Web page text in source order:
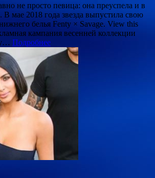
не просто певица: она преуспела и в
В мае 2018 года звезда выпустила свою
белья Fenty × Savage. View this
кампания весенней коллекции
Подробнее